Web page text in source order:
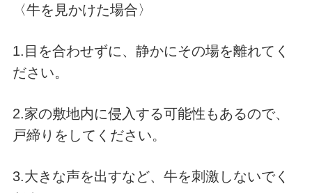
〈牛を見かけた場合〉
1.目を合わせずに、静かにその場を離れてく
ださい。
2.家の敷地内に侵入する可能性もあるので、
戸締りをしてください。
3.大きな声を出すなど、牛を刺激しないでく